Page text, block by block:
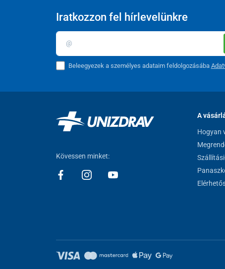
Iratkozzon fel hírlevelünkre
Beleegyezek a személyes adataim feldolgozásába
Kövessen minket:
A
Hogyan